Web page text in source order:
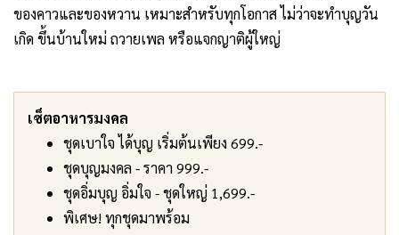
ของคาวและของหวาน เหมาะสำหรับทุกโอกาส ไม่ว่าจะทำบุญวัน
เกิด ขึ้นบ้านใหม่ ถวายเพล หรือแจกญาติผู้ใหญ่
เซ็ตอาหารมงคล
ชุดเบาใจ ได้บุญ เริ่มต้นเพียง 699.-
ชุดบุญมงคล - ราคา 999.-
ชุดอิ่มบุญ อิ่มใจ - ชุดใหญ่ 1,699.-
พิเศษ! ทุกชุดมาพร้อม